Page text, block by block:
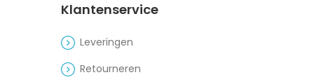
Klantenservice
Leveringen
Retourneren